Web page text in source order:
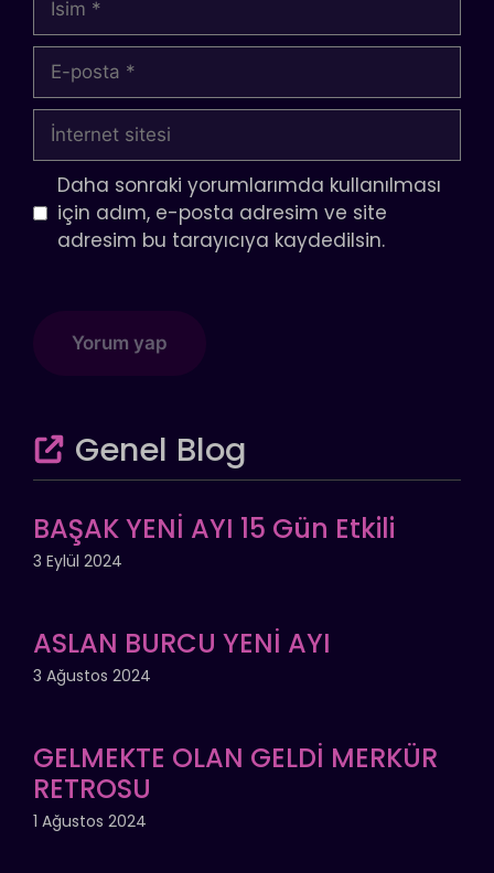
posta
İnternet
sitesi
Daha sonraki yorumlarımda kullanılması
için adım, e-posta adresim ve site
adresim bu tarayıcıya kaydedilsin.
Genel Blog
BAŞAK YENİ AYI 15 Gün Etkili
3 Eylül 2024
ASLAN BURCU YENİ AYI
3 Ağustos 2024
GELMEKTE OLAN GELDİ MERKÜR
RETROSU
1 Ağustos 2024